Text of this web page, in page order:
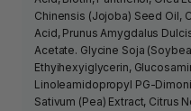
Chinensis (Jojoba) Seed Oil,
Acid, Prunus Amygdalus
Acetate. Glycine Soja
Ethyihexyiglycerin,
Linoleamidopropyl PG-
Sativum (Pea) Extract, Citrus